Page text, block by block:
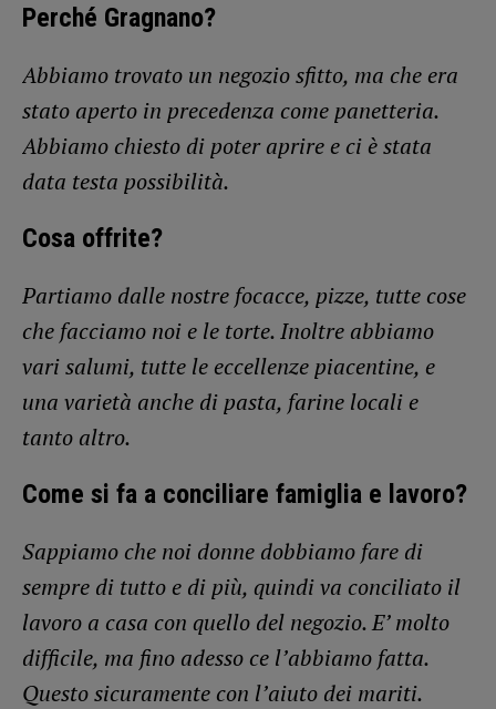
Perché Gragnano?
Abbiamo trovato un negozio sfitto, ma che era
stato aperto in precedenza come panetteria.
Abbiamo chiesto di poter aprire e ci è stata
data testa possibilità.
Cosa offrite?
Partiamo dalle nostre focacce, pizze, tutte cose
che facciamo noi e le torte. Inoltre abbiamo
vari salumi, tutte le eccellenze piacentine, e
una varietà anche di pasta, farine locali e
tanto altro.
Come si fa a conciliare famiglia e lavoro?
Sappiamo che noi donne dobbiamo fare di
sempre di tutto e di più, quindi va conciliato il
lavoro a casa con quello del negozio. E’ molto
difficile, ma fino adesso ce l’abbiamo fatta.
Questo sicuramente con l’aiuto dei mariti.